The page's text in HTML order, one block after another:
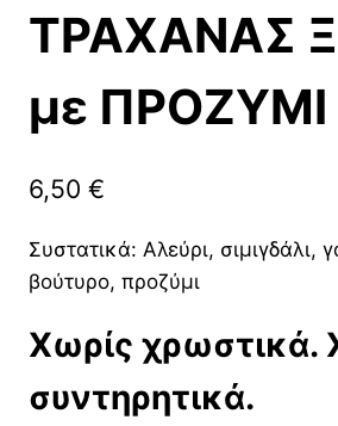
ΤΡΑΧΑΝΑΣ
με ΠΡΟΖΥΜΙ
6,50 €
Συστατικά: Αλεύρι, σιμιγδάλι,
βούτυρο, προζύμι
Χωρίς χρωστικά.
συντηρητικά.